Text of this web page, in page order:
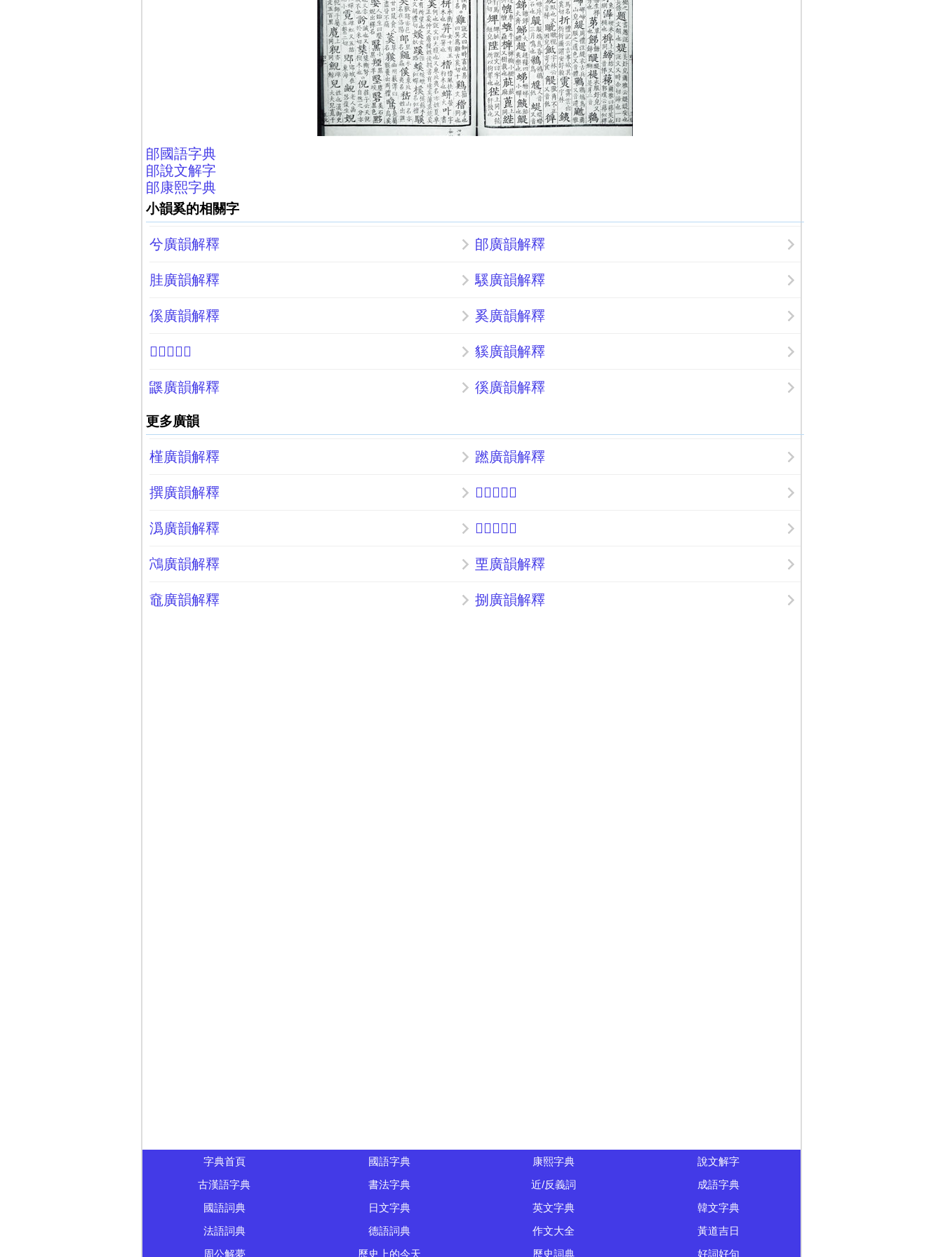
郋國語字典
郋說文解字
郋康熙字典
小韻奚的相關字
兮廣韻解釋 郋廣韻解釋
胿廣韻解釋 騱廣韻解釋
傒廣韻解釋 奚廣韻解釋
𪓷廣韻解釋 貕廣韻解釋
鼷廣韻解釋 徯廣韻解釋
更多廣韻
槿廣韻解釋 蹨廣韻解釋
撰廣韻解釋 𤲸廣韻解釋
潙廣韻解釋 𣩒廣韻解釋
鴪廣韻解釋 垔廣韻解釋
鼀廣韻解釋 捌廣韻解釋
字典首頁 國語字典 康熙字典
說文解字
古漢語字典
書法字典 近/反義詞
成語字典
國語詞典
日文字典 英文字典
韓文字典
法語詞典
德語詞典 作文大全
黃道吉日
周公解夢
歷史上的今天 歷史詞典 好詞好句